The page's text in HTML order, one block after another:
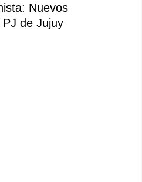
Nuevos
de Jujuy